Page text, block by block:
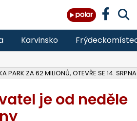
Karvinsko
PARK ZA 62 MILIONŮ, OTEVŘE SE 14. SRPNA
je od neděle